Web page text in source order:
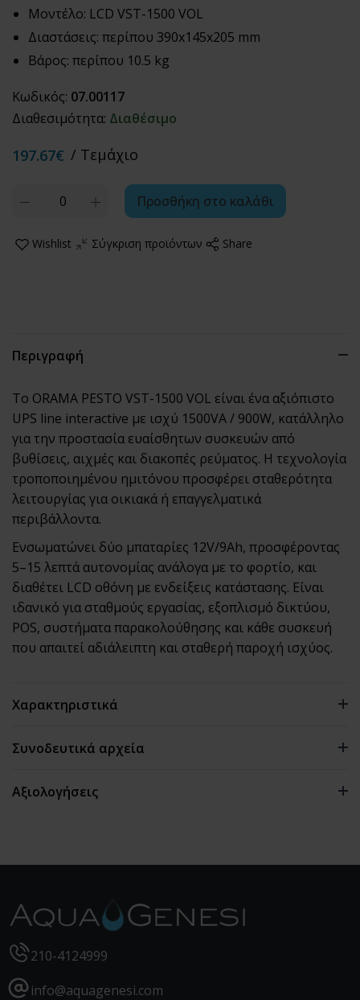
Μοντέλο: LCD VST-1500 VOL
Διαστάσεις: περίπου 390x145x205 mm
Βάρος: περίπου 10.5 kg
Κωδικός: 07.00117
Διαθεσιμότητα: Διαθέσιμο
197.67€ / Τεμάχιο
Προσθήκη στο καλάθι
Wishlist Σύγκριση προϊόντων Share
Περιγραφή
Το ORAMA PESTO VST-1500 VOL είναι ένα αξιόπιστο
UPS line interactive με ισχύ 1500VA / 900W, κατάλληλο
για την προστασία ευαίσθητων συσκευών από
βυθίσεις, αιχμές και διακοπές ρεύματος. Η τεχνολογία
τροποποιημένου ημιτόνου προσφέρει σταθερότητα
λειτουργίας για οικιακά ή επαγγελματικά
περιβάλλοντα.
Ενσωματώνει δύο μπαταρίες 12V/9Ah, προσφέροντας
5–15 λεπτά αυτονομίας ανάλογα με το φορτίο, και
διαθέτει LCD οθόνη με ενδείξεις κατάστασης. Είναι
ιδανικό για σταθμούς εργασίας, εξοπλισμό δικτύου,
POS, συστήματα παρακολούθησης και κάθε συσκευή
που απαιτεί αδιάλειπτη και σταθερή παροχή ισχύος.
Χαρακτηριστικά
Συνοδευτικά αρχεία
Αξιολογήσεις
210-4124999
info@aquagenesi.com